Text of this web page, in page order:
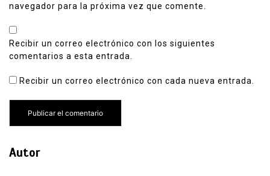
navegador para la próxima vez que comente.
Recibir un correo electrónico con los siguientes
comentarios a esta entrada.
Recibir un correo electrónico con cada nueva entrada.
Autor